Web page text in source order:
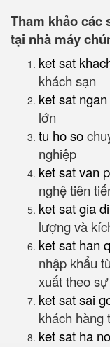
Tham khảo các
tại nhà máy
ket sat
khách sạn
ket sat
lớn
tu ho so
nghiệp
ket sat van
nghệ tiên
ket sat gia
lượng và
ket sat han
nhập khẩu
xuất theo
ket sat sai
khách hàng
ket sat ha